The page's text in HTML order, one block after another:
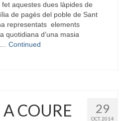
aquestes dues làpides de
de pagès del poble de Sant
representats elements
quotidiana d’una masia
Continued
29
OCT. 2014
A COURE